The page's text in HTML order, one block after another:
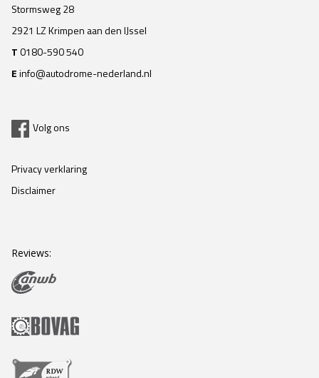
Stormsweg 28
2921 LZ Krimpen aan den IJssel
T0180-590 540
Einfo@autodrome-nederland.nl
Volg ons
Privacy verklaring
Disclaimer
Reviews: